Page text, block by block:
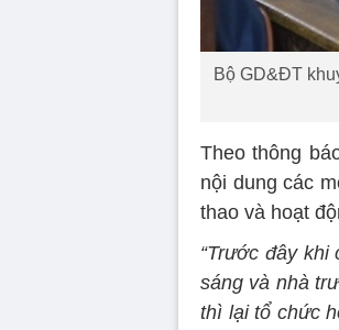
Bộ GD&ĐT
Theo thông
nội dung các
thao và hoạt
“Trước đây
sáng và nhà
thì lại tổ chức